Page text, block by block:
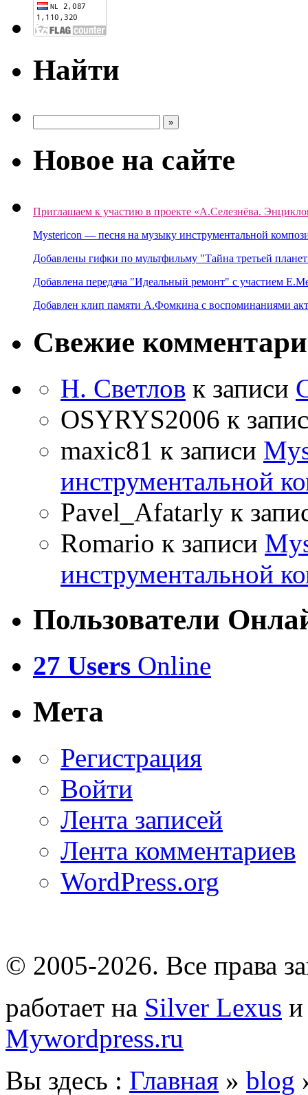
Найти
Новое на сайте
Приглашаем к участию в проекте «А.Селезнёва.
Mystericon — песня на музыку инструментальной
Добавлены гифки по мультфильму "Тайна третьей
Добавлена передача "Идеальный ремонт" с участием
Добавлен клип памяти А.Фомкина с воспоминаниями
Свежие
Н. Светлов к записи
OSYRYS2006 к
maxic81 к записи
инструментальной
Pavel_Afatarly к
Romario к записи
инструментальной
Пользователи
27 Users Online
Мета
Регистрация
Войти
Лента записей
Лента комментариев
WordPress.org
© 2005-2026. Все права
работает на Silver Lexus
Mywordpress.ru
Вы здесь : Главная » blog